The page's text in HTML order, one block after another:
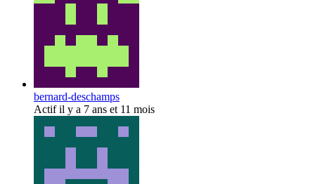
bernard-deschamps
Actif il y a 7 ans et 11 mois